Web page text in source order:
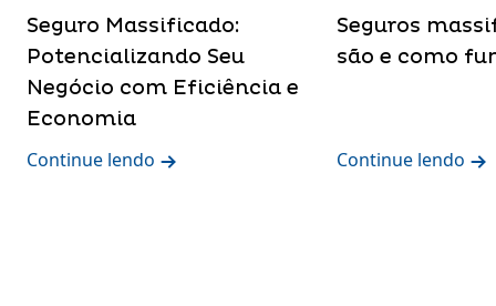
Seguro Massificado:
Potencializando Seu
Negócio com Eficiência e
Economia
Continue lendo
Seguros
são e como
Continue lendo